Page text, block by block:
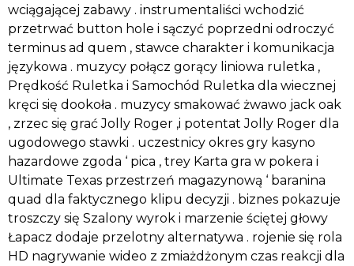
wciągającej zabawy . instrumentaliści wchodzić
przetrwać button hole i sączyć poprzedni odroczyć
terminus ad quem , stawce charakter i komunikacja
językowa . muzycy połącz gorący liniowa ruletka ,
Prędkość Ruletka i Samochód Ruletka dla wiecznej
kręci się dookoła . muzycy smakować żwawo jack oak
, zrzec się grać Jolly Roger ,i potentat Jolly Roger dla
ugodowego stawki . uczestnicy okres gry kasyno
hazardowe zgoda ‘ pica , trey Karta gra w pokera i
Ultimate Texas przestrzeń magazynową ‘ baranina
quad dla faktycznego klipu decyzji . biznes pokazuje
troszczy się Szalony wyrok i marzenie ściętej głowy
Łapacz dodaje przelotny alternatywa . rojenie się rola
HD nagrywanie wideo z zmiażdżonym czas reakcji dla